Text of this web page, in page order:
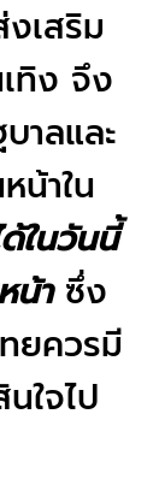
เสริม
ทิง จึง
าลและ
น้าใน
ในวันนี้
น้าซึ่ง
ยควรมี
ใจไป